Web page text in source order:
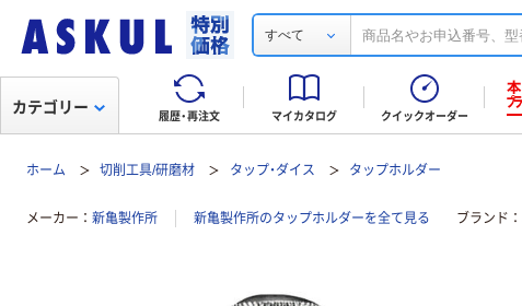
すべて
履歴・再注文 マイカタログ クイックオーダー
カテゴリー
ホーム 切削工具/研磨材 タップ・ダイス タップホルダー
メーカー 新亀製作所 新亀製作所のタップホルダーを全て見る ブランド